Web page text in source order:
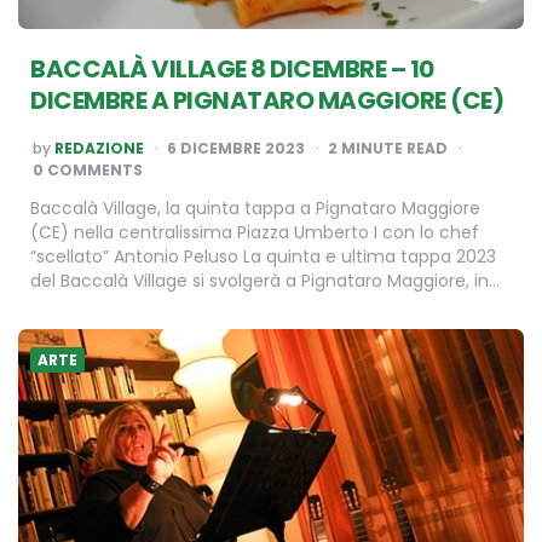
BACCALÀ VILLAGE 8 DICEMBRE – 10
DICEMBRE A PIGNATARO MAGGIORE (CE)
POSTED
BY
by REDAZIONE 6 DICEMBRE 2023 2 MINUTE READ
0 COMMENTS
Baccalà Village, la quinta tappa a Pignataro Maggiore
(CE) nella centralissima Piazza Umberto I con lo chef
“scellato” Antonio Peluso La quinta e ultima tappa 2023
del Baccalà Village si svolgerà a Pignataro Maggiore, in…
ARTE